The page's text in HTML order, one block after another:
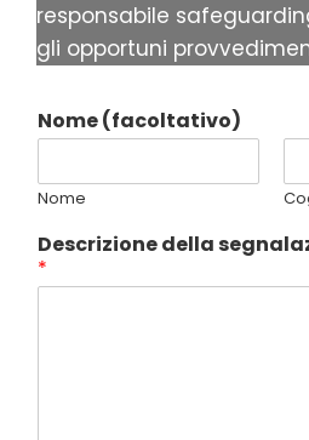
responsabile
gli opportuni
R
e
a
p
t
o
Nome (facoltativo)
Nome
Descrizione della
*